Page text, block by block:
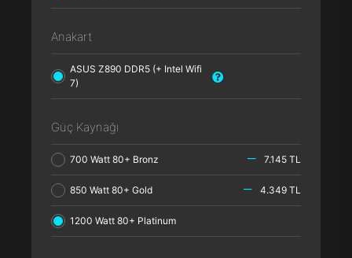
Anakart
ASUS Z890 DDR5 (+ Intel Wifi
7)
Güç Kaynağı
700 Watt 80+ Bronz 7.145 TL
850 Watt 80+ Gold 4.349 TL
1200 Watt 80+ Platinum